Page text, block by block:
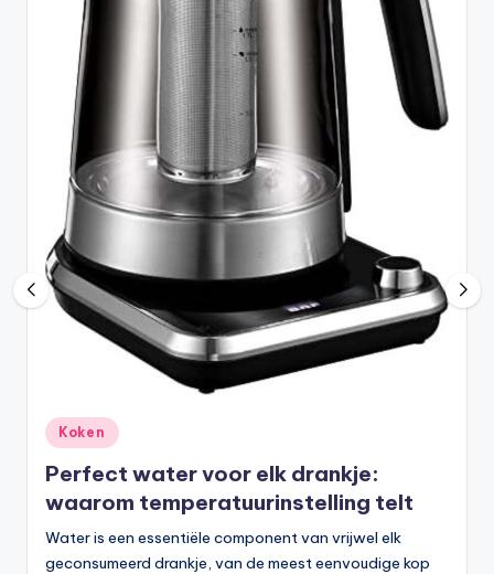
.
n
Geplaatst
in
Koken
Perfect water voor elk drankje:
waarom temperatuurinstelling telt
Water is een essentiële component van vrijwel elk
geconsumeerd drankje, van de meest eenvoudige kop